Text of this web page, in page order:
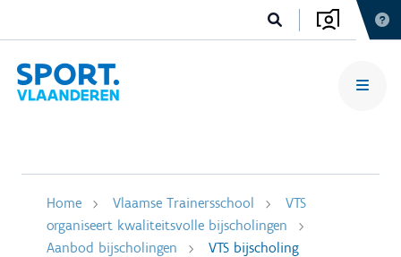
Home Vlaamse Trainersschool
VTS
organiseert kwaliteitsvolle bijscholingen
Aanbod bijscholingen
VTS bijscholing